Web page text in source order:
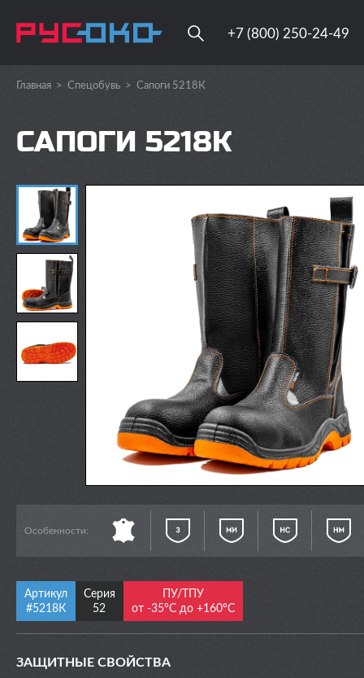
+7 (800) 250-24-49
Главная > Спецобувь > Сапоги 5218К
САПОГИ 5218К
Особенности:
Артикул
#5218К
Серия
52
ПУ/ТПУ
от -35°С до +160°С
ЗАЩИТНЫЕ СВОЙСТВА